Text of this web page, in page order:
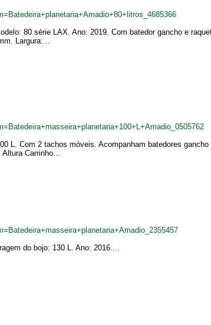
80 série LAX. Ano: 2019. Com batedor gancho e
Largura:...
L. Com 2 tachos móveis. Acompanham batedores
Carrinho...
do bojo: 130 L. Ano: 2016....